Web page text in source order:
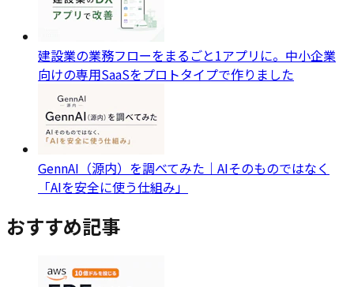
建設業の業務フローをまるごと1アプリに。中小企業
向けの専用SaaSをプロトタイプで作りました
GennAI（源内）を調べてみた｜AIそのものではなく
「AIを安全に使う仕組み」
おすすめ記事